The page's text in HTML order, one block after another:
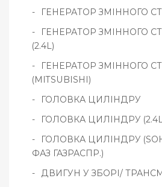
ГЕНЕРАТОР ЗМІННОГО
ГЕНЕРАТОР ЗМІННОГО
(2.4L)
ГЕНЕРАТОР ЗМІННОГО
(MITSUBISHI)
ГОЛОВКА ЦИЛІНДРУ
ГОЛОВКА ЦИЛІНДРУ
ГОЛОВКА ЦИЛІНДРУ
ФАЗ ГАЗРАСПР.)
ДВИГУН У ЗБОРІ/